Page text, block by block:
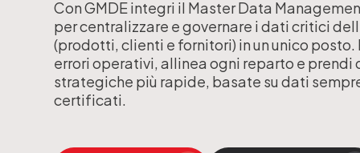
abbonamenti
Web, Digital
Concessionarie
Gestione Abbonamenti
MDM-Master Data Management
Newsletter Automatizzate
PIM-Product Information
Con GMDE integri il Master Data
per centralizzare e governare i dati critici
(prodotti, clienti e fornitori) in un unico posto.
errori operativi, allinea ogni reparto e prendi
strategiche più rapide, basate su dati
certificati.